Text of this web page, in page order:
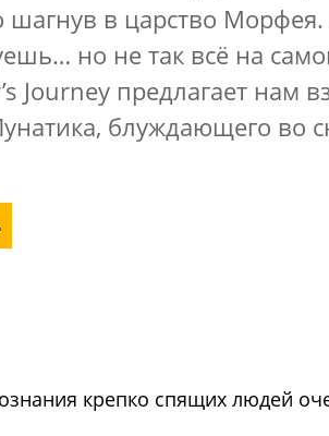
шагнув в царство
но не так всё на
Journey предлагает нам
блуждающего во
крепко спящих людей